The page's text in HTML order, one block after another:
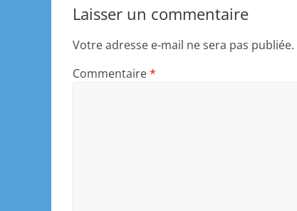
Laisser un commentaire
Votre adresse e-mail ne sera pas publiée.
Commentaire*